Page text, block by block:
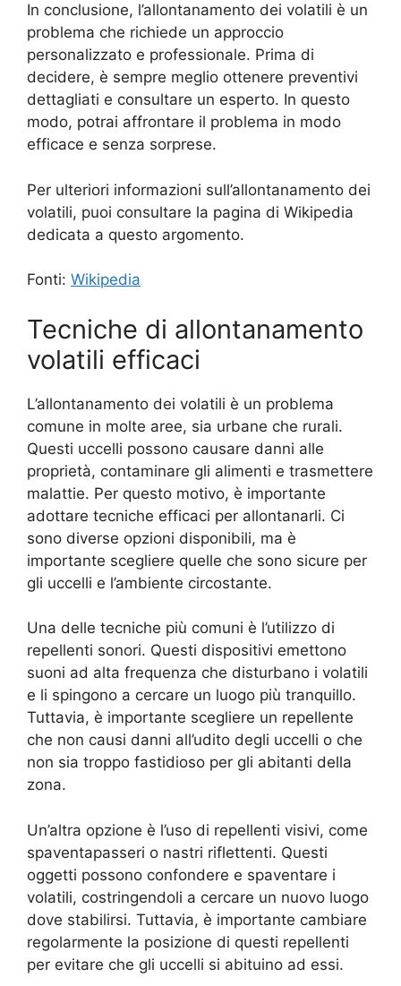
In conclusione, l’allontanamento dei volatili è un
problema che richiede un approccio
personalizzato e professionale. Prima di
decidere, è sempre meglio ottenere preventivi
dettagliati e consultare un esperto. In questo
modo, potrai affrontare il problema in modo
efficace e senza sorprese.
Per ulteriori informazioni sull’allontanamento dei
volatili, puoi consultare la pagina di Wikipedia
dedicata a questo argomento.
Fonti: Wikipedia
Tecniche di allontanamento
volatili efficaci
L’allontanamento dei volatili è un problema
comune in molte aree, sia urbane che rurali.
Questi uccelli possono causare danni alle
proprietà, contaminare gli alimenti e trasmettere
malattie. Per questo motivo, è importante
adottare tecniche efficaci per allontanarli. Ci
sono diverse opzioni disponibili, ma è
importante scegliere quelle che sono sicure per
gli uccelli e l’ambiente circostante.
Una delle tecniche più comuni è l’utilizzo di
repellenti sonori. Questi dispositivi emettono
suoni ad alta frequenza che disturbano i volatili
e li spingono a cercare un luogo più tranquillo.
Tuttavia, è importante scegliere un repellente
che non causi danni all’udito degli uccelli o che
non sia troppo fastidioso per gli abitanti della
zona.
Un’altra opzione è l’uso di repellenti visivi, come
spaventapasseri o nastri riflettenti. Questi
oggetti possono confondere e spaventare i
volatili, costringendoli a cercare un nuovo luogo
dove stabilirsi. Tuttavia, è importante cambiare
regolarmente la posizione di questi repellenti
per evitare che gli uccelli si abituino ad essi.